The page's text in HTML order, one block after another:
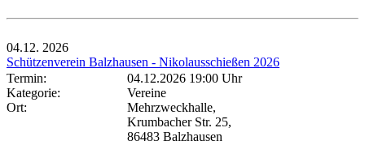
04.12. 2026
Schützenverein Balzhausen - Nikolausschießen 2026
Termin:
04.12.2026 19:00 Uhr
Kategorie:
Vereine
Ort:
Mehrzweckhalle,
Krumbacher Str. 25,
86483 Balzhausen